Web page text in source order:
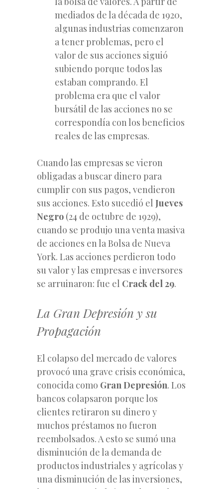
mediados de la década de 1920,
algunas industrias comenzaron
a tener problemas, pero el
valor de sus acciones siguió
subiendo porque todos las
estaban comprando. El
problema era que el valor
bursátil de las acciones no se
correspondía con los beneficios
reales de las empresas.
Cuando las empresas se vieron
obligadas a buscar dinero para
cumplir con sus pagos, vendieron
sus acciones. Esto sucedió el Jueves
Negro (24 de octubre de 1929),
cuando se produjo una venta masiva
de acciones en la Bolsa de Nueva
York. Las acciones perdieron todo
su valor y las empresas e inversores
se arruinaron: fue el Crack del 29.
La Gran Depresión y su
Propagación
El colapso del mercado de valores
provocó una grave crisis económica,
conocida como Gran Depresión. Los
bancos colapsaron porque los
clientes retiraron su dinero y
muchos préstamos no fueron
reembolsados. A esto se sumó una
disminución de la demanda de
productos industriales y agrícolas y
una disminución de las inversiones,